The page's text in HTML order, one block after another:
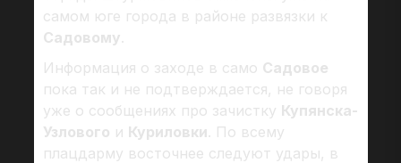
самом юге города в районе развязки к
Садовому.
Информация о заходе в само Садовое
пока так и не подтверждается, не говоря
уже о сообщениях про зачистку Купянска-
Узлового и Куриловки. По всему
плацдарму восточнее следуют удары, в